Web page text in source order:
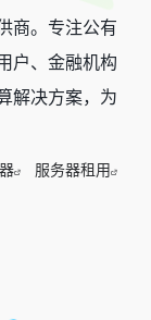
商。专注公有
户、金融机构
解决方案，为
服务器租用